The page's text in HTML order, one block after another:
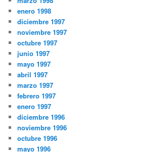
enero 1998
diciembre 1997
noviembre 1997
octubre 1997
junio 1997
mayo 1997
abril 1997
marzo 1997
febrero 1997
enero 1997
diciembre 1996
noviembre 1996
octubre 1996
mayo 1996